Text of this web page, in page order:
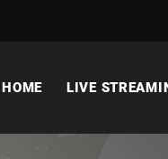
HOME LIVE